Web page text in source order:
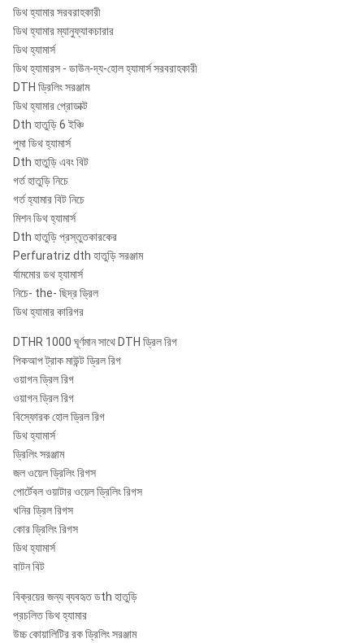
ডিথ হ্যামার সরবরাহকারী
ডিথ হ্যামার ম্যানুফ্যাকচারার
ডিথ হ্যামার্স
ডিথ হ্যামারস - ডাউন-দ্য-হোল হ্যামার্স সরবরাহকারী
DTH ড্রিলিং সরঞ্জাম
ডিথ হ্যামার প্রোডাক্ট
Dth হাতুড়ি 6 ইঞ্চি
পুমা ডিথ হ্যামার্স
Dth হাতুড়ি এবং বিট
গর্ত হাতুড়ি নিচে
গর্ত হ্যামার বিট নিচে
মিশন ডিথ হ্যামার্স
Dth হাতুড়ি প্রস্তুতকারকের
Perfuratriz dth হাতুড়ি সরঞ্জাম
র্যামমোর ডথ হ্যামার্স
নিচে- the- ছিদ্র ড্রিল
ডিথ হ্যামার কারিগর
DTHR 1000 ঘূর্ণমান সাথে DTH ড্রিল রিগ
পিকআপ ট্রাক মাউন্ট ড্রিল রিগ
ওয়াগন ড্রিল রিগ
ওয়াগন ড্রিল রিগ
বিস্ফোরক হোল ড্রিল রিগ
ডিথ হ্যামার্স
ড্রিলিং সরঞ্জাম
জল ওয়েল ড্রিলিং রিগস
পোর্টেবল ওয়াটার ওয়েল ড্রিলিং রিগস
খনির ড্রিল রিগস
কোর ড্রিলিং রিগস
ডিথ হ্যামার্স
বাটন বিট
বিক্রয়ের জন্য ব্যবহৃত ডth হাতুড়ি
প্রচলিত ডিথ হ্যামার
উচ্চ কোয়ালিটির রক ড্রিলিং সরঞ্জাম